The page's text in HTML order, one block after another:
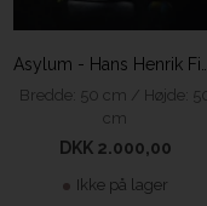
Bredde: 50 cm / Højde:
cm
DKK 2.000,00
Ikke på lager